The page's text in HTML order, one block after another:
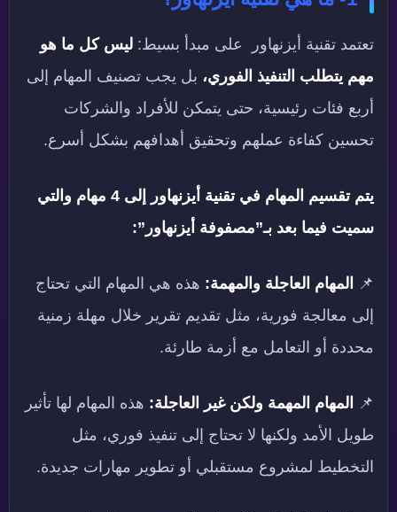
تعتمد تقنية أيزنهاور على مبدأ بسيط: ليس كل ما هو
مهم يتطلب التنفيذ الفوري، بل يجب تصنيف المهام إلى
أربع فئات رئيسية، حتى يتمكن للأفراد والشركات
تحسين كفاءة عملهم وتحقيق أهدافهم بشكل أسرع.
يتم تقسيم المهام في تقنية أيزنهاور إلى 4 مهام والتي
سميت فيما بعد بـ”مصفوفة أيزنهاور”:
📌 المهام العاجلة والمهمة: هذه هي المهام التي تحتاج
إلى معالجة فورية، مثل تقديم تقرير خلال مهلة زمنية
محددة أو التعامل مع أزمة طارئة.
📌 المهام المهمة ولكن غير العاجلة: هذه المهام لها تأثير
طويل الأمد ولكنها لا تحتاج إلى تنفيذ فوري، مثل
التخطيط لمشروع مستقبلي أو تطوير مهارات جديدة.